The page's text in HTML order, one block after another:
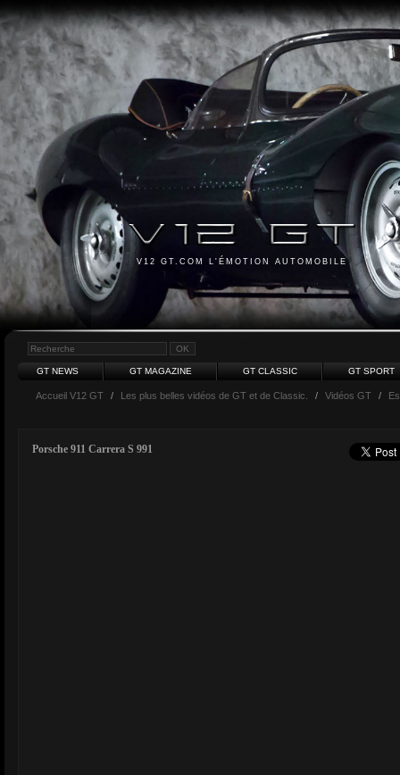
V12 GT.COM L'ÉMOTION AUTOMOBILE
GT NEWS GT MAGAZINE GT CLASSIC GT SPORT
Accueil V12 GT / Les plus belles vidéos de GT et de Classic. / Vidéos GT /
Porsche 911 Carrera S 991